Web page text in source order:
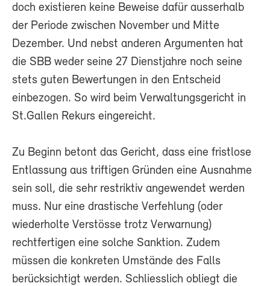
doch existieren keine Beweise dafür ausserhalb
der Periode zwischen November und Mitte
Dezember. Und nebst anderen Argumenten hat
die SBB weder seine 27 Dienstjahre noch seine
stets guten Bewertungen in den Entscheid
einbezogen. So wird beim Verwaltungsgericht in
St.Gallen Rekurs eingereicht.
Zu Beginn betont das Gericht, dass eine fristlose
Entlassung aus triftigen Gründen eine Ausnahme
sein soll, die sehr restriktiv angewendet werden
muss. Nur eine drastische Verfehlung (oder
wiederholte Verstösse trotz Verwarnung)
rechtfertigen eine solche Sanktion. Zudem
müssen die konkreten Umstände des Falls
berücksichtigt werden. Schliesslich obliegt die